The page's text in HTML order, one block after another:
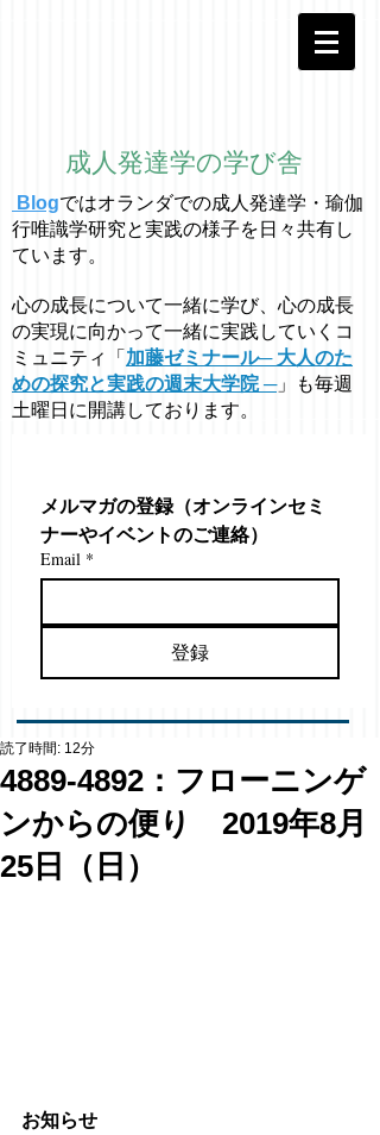
成人発達学の学び舎
Blogではオラ ンダでの成人発達学・ 瑜伽
行唯識学研究と実践の様子を日々共有し
ています。
心の成長について一緒に学び、心の成長
の実現に向かって一緒に実践していくコ
ミュニティ「 加藤ゼミナール─ 大人のた
めの探究と実践の週末大学院 ─」も毎週
土曜日に開講しております。
メルマガの登録（オンラインセミ
ナーやイベントのご連絡）
Email *
登録
4889-4892：フローニンゲ
ンからの便り 2019年8月
25日（日）
読了時間: 12分
お知らせ